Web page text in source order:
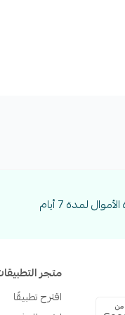
لمدة 7 أيام
من
متجر
اقترح تطبيقًا